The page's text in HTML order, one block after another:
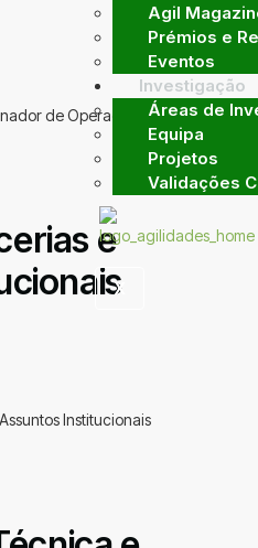
Agil
Prémios e
Eventos
Investigação
Áreas de
Equipa
Projetos
Validações
X
de Operações
e
Institucionais